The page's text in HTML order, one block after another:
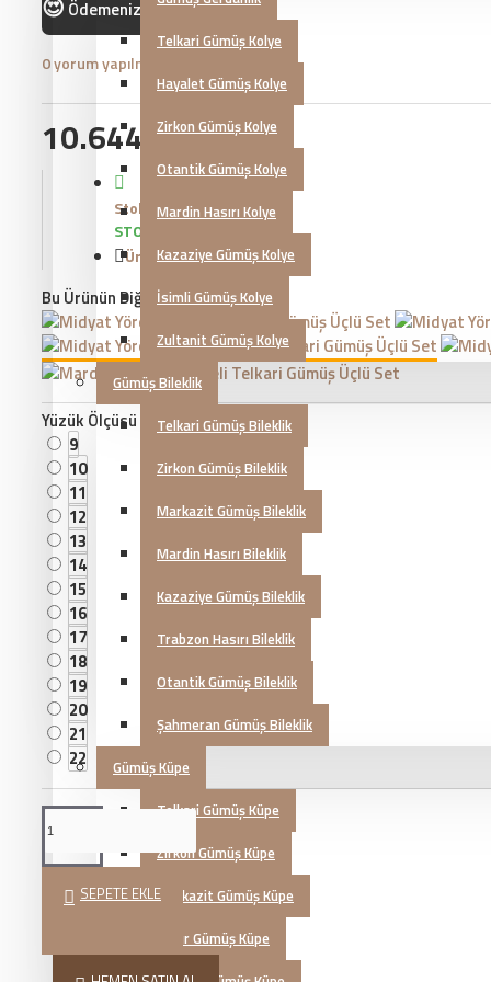
Telkari Gümüş Kolye
Hayalet Gümüş Kolye
Zirkon Gümüş Kolye
Otantik Gümüş Kolye
Mardin Hasırı Kolye
Kazaziye Gümüş Kolye
İsimli Gümüş Kolye
Zultanit Gümüş Kolye
Gümüş Bileklik
Telkari Gümüş Bileklik
Zirkon Gümüş Bileklik
Markazit Gümüş Bileklik
Mardin Hasırı Bileklik
Kazaziye Gümüş Bileklik
Trabzon Hasırı Bileklik
Otantik Gümüş Bileklik
Şahmeran Gümüş Bileklik
Gümüş Küpe
Telkari Gümüş Küpe
Zirkon Gümüş Küpe
Markazit Gümüş Küpe
Hasır Gümüş Küpe
😍 Ödemenizi ile yapabilirsiniz!
0 yorum yapılmış.
10.644,07TL
Stok Durumu:
STOKTA VAR
Ürün Kodu::KG20230423
Bu Ürünün Diğer Renkleri
Yüzük Ölçüsü
9
10
11
12
13
14
15
16
17
18
19
20
21
22
SEPETE EKLE